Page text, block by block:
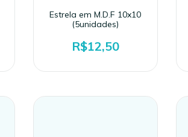
Estrela em M.D.F 10x10
(5unidades)
R$12,50